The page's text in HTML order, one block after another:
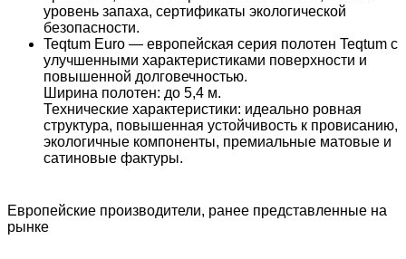
уровень запаха, сертификаты экологической
безопасности.
Teqtum Euro — европейская серия полотен Teqtum с
улучшенными характеристиками поверхности и
повышенной долговечностью.
Ширина полотен: до 5,4 м.
Технические характеристики: идеально ровная
структура, повышенная устойчивость к провисанию,
экологичные компоненты, премиальные матовые и
сатиновые фактуры.
Европейские производители, ранее представленные на
рынке